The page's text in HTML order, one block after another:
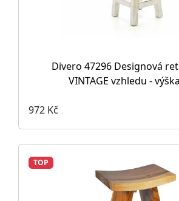
Divero 47296 Designová
VINTAGE vzhledu -
972 Kč
TOP